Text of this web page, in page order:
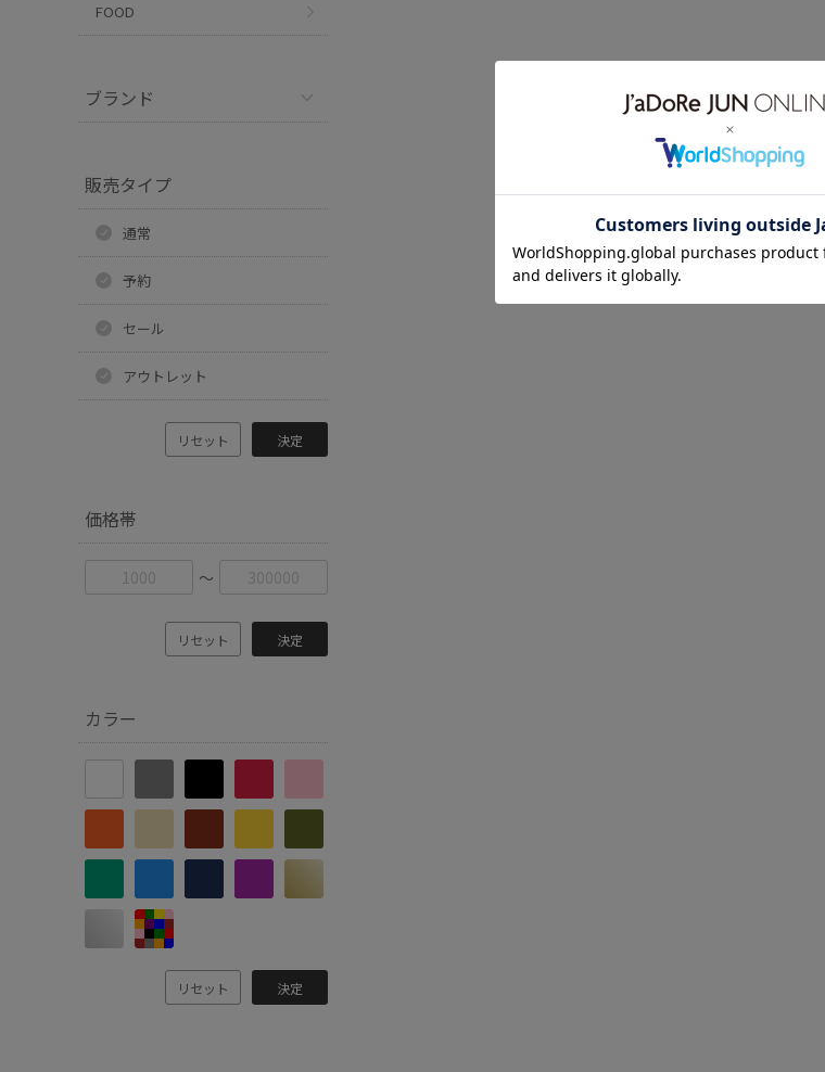
FOOD
ブランド
販売タイプ
通常
予約
セール
アウトレット
リセット 決定
価格帯
〜
リセット 決定
カラー
リセット 決定